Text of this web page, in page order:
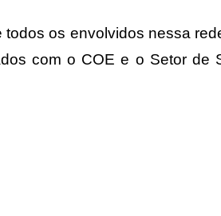
os envolvidos nessa
com o COE e o Setor de